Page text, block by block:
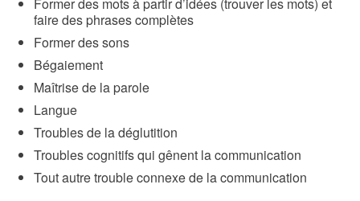
faire des phrases complètes
Former des sons
Bégaiement
Maîtrise de la parole
Langue
Troubles de la déglutition
Troubles cognitifs qui gênent la communication
Tout autre trouble connexe de la communication